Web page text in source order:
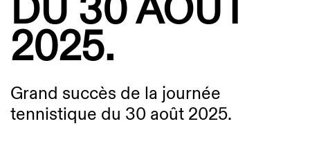
DU 30 AOÛT
2025.
Grand succès de la journée
tennistique du 30 août 2025.